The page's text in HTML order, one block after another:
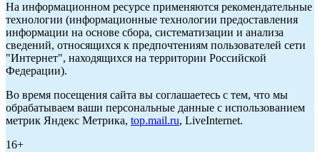
На информационном ресурсе применяются рекомендательные
технологии (информационные технологии предоставления
информации на основе сбора, систематизации и анализа
сведений, относящихся к предпочтениям пользователей сети
"Интернет", находящихся на территории Российской
Федерации).
Во время посещения сайта вы соглашаетесь с тем, что мы
обрабатываем ваши персональные данные с использованием
метрик Яндекс Метрика, top.mail.ru, LiveInternet.
16+